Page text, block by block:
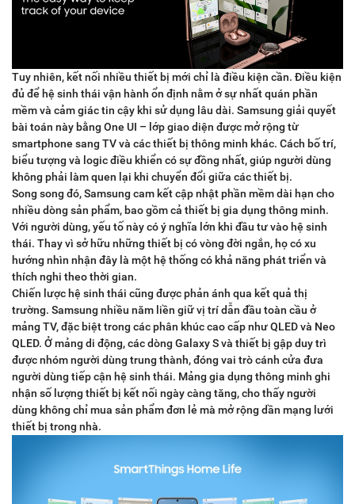
Tuy nhiên, kết nối nhiều thiết bị mới chỉ là điều kiện cần. Điều kiện
đủ để hệ sinh thái vận hành ổn định nằm ở sự nhất quán phần
mềm và cảm giác tin cậy khi sử dụng lâu dài. Samsung giải quyết
bài toán này bằng One UI – lớp giao diện được mở rộng từ
smartphone sang TV và các thiết bị thông minh khác. Cách bố trí,
biểu tượng và logic điều khiển có sự đồng nhất, giúp người dùng
không phải làm quen lại khi chuyển đổi giữa các thiết bị.
Song song đó, Samsung cam kết cập nhật phần mềm dài hạn cho
nhiều dòng sản phẩm, bao gồm cả thiết bị gia dụng thông minh.
Với người dùng, yếu tố này có ý nghĩa lớn khi đầu tư vào hệ sinh
thái. Thay vì sở hữu những thiết bị có vòng đời ngắn, họ có xu
hướng nhìn nhận đây là một hệ thống có khả năng phát triển và
thích nghi theo thời gian.
Chiến lược hệ sinh thái cũng được phản ánh qua kết quả thị
trường. Samsung nhiều năm liền giữ vị trí dẫn đầu toàn cầu ở
mảng TV, đặc biệt trong các phân khúc cao cấp như QLED và Neo
QLED. Ở mảng di động, các dòng Galaxy S và thiết bị gập duy trì
được nhóm người dùng trung thành, đóng vai trò cánh cửa đưa
người dùng tiếp cận hệ sinh thái. Mảng gia dụng thông minh ghi
nhận số lượng thiết bị kết nối ngày càng tăng, cho thấy người
dùng không chỉ mua sản phẩm đơn lẻ mà mở rộng dần mạng lưới
thiết bị trong nhà.